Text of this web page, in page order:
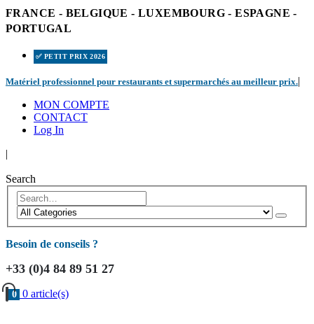
FRANCE - BELGIQUE - LUXEMBOURG - ESPAGNE -
PORTUGAL
✅ PETIT PRIX 2026
Matériel professionnel pour restaurants et supermarchés au meilleur prix.|
MON COMPTE
CONTACT
Log In
|
Search
Besoin de conseils ?
+33 (0)4 84 89 51 27
0 0 article(s)